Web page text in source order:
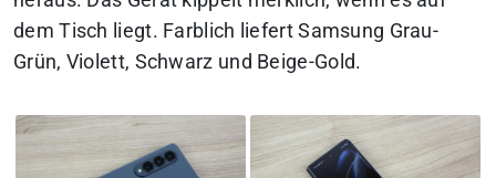
dem Tisch liegt. Farblich liefert Samsung Grau-
Grün, Violett, Schwarz und Beige-Gold.